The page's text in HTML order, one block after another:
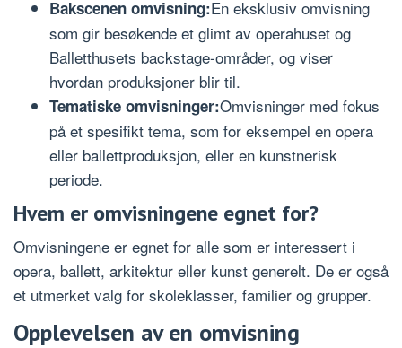
Bakscenen omvisning:En eksklusiv omvisning
som gir besøkende et glimt av operahuset og
Balletthusets backstage-områder, og viser
hvordan produksjoner blir til.
Tematiske omvisninger:Omvisninger med fokus
på et spesifikt tema, som for eksempel en opera
eller ballettproduksjon, eller en kunstnerisk
periode.
Hvem er omvisningene egnet for?
Omvisningene er egnet for alle som er interessert i
opera, ballett, arkitektur eller kunst generelt. De er også
et utmerket valg for skoleklasser, familier og grupper.
Opplevelsen av en omvisning